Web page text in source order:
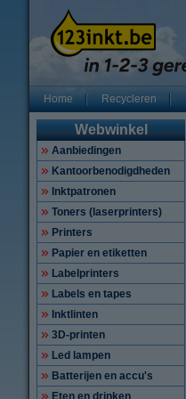
Home Recycleren
Webwinkel
Aanbiedingen
Kantoorbenodigdheden
Inktpatronen
Toners (laserprinters)
Printers
Papier en etiketten
Labelprinters
Labels en tapes
Inktlinten
3D-printen
Led lampen
Batterijen en accu's
Eten en drinken